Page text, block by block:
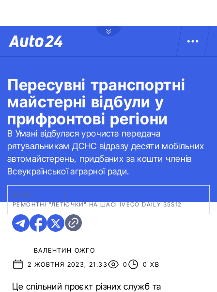
Пересувні транспортні
майстерні відбули у
прифронтові регіони
В Умані відбулася урочиста передача
рятувальникам ДСНС відразу десяти мобільних
автомайстерень, придбаних за кошти членів
Всеукраїнської аграрної ради.
ФОТО:
РЕМОНТНІ "ЛЕТЮЧКИ" НА ШАСІ IVECO DAILY 35S12
ВАЛЕНТИН ОЖГО
2 ЖОВТНЯ 2023, 21:33
0 0 ХВ
Це спільний проєкт різних служб та